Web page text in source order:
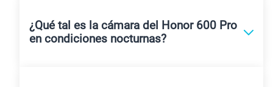
¿Qué tal es la cámara del Honor 600 Pro
en condiciones nocturnas?